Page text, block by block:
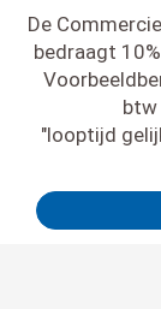
De
bedraagt
btw
"looptijd